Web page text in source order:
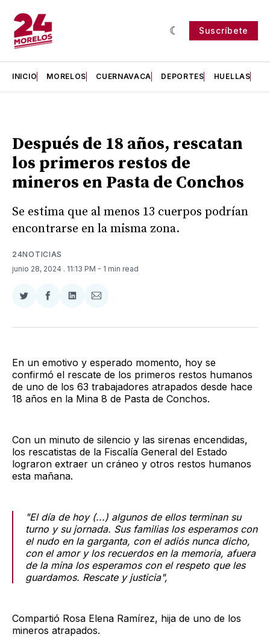
Suscríbete
INICIO MORELOS CUERNAVACA DEPORTES HUELLAS
Después de 18 años, rescatan
los primeros restos de
mineros en Pasta de Conchos
Se estima que al menos 13 cuerpos podrían
encontrarse en la misma zona.
24NOTICIAS
junio 28, 2024 . 11:13 PM - 1 min read
Compartir
Twitter
Compartir
Facebook
Compartir
LinkedIn
Compartir
Email
En un emotivo y esperado momento, hoy se
confirmó el rescate de los primeros restos humanos
de uno de los 63 trabajadores atrapados desde hace
18 años en la Mina 8 de Pasta de Conchos.
Con un minuto de silencio y las sirenas encendidas,
los rescatistas de la Fiscalía General del Estado
lograron extraer un cráneo y otros restos humanos
esta mañana.
"El día de hoy (...) algunos de ellos terminan su
turno y su jornada. Sus familias los esperamos con
el nudo en la garganta, con el adiós nunca dicho,
con el amor y los recuerdos en la memoria, afuera
de la mina los esperamos con el respeto que les
guardamos. Rescate y justicia",
Compartió Rosa Elena Ramírez, hija de uno de los
mineros atrapados.